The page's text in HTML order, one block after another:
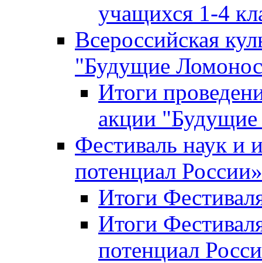
учащихся 1-4
Всероссийская
"Будущие
Итоги
акции
Фестиваль наук и
потенциал России»
Итоги
Итоги
потенциал